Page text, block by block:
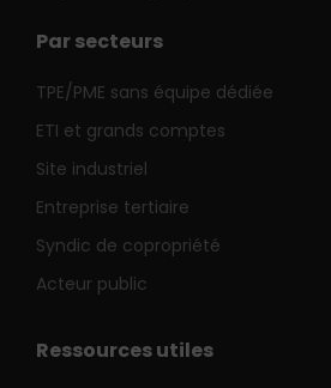
Par secteurs
TPE/PME sans équipe dédiée
ETI et grands comptes
Site industriel
Entreprise tertiaire
Syndic de copropriété
Acteur public
Ressources utiles